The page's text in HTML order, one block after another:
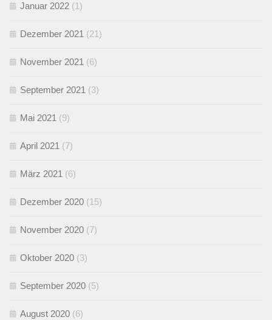
Januar 2022 (1)
Dezember 2021 (21)
November 2021 (6)
September 2021 (3)
Mai 2021 (9)
April 2021 (7)
März 2021 (6)
Dezember 2020 (15)
November 2020 (7)
Oktober 2020 (3)
September 2020 (5)
August 2020 (6)